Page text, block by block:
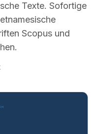
Texte. Sofortige
Scopus und